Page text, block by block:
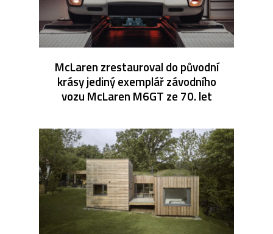
McLaren zrestauroval do původní
krásy jediný exemplář závodního
vozu McLaren M6GT ze 70. let